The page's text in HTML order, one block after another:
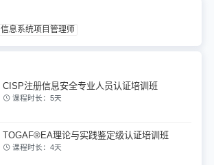
信息系统项目管理师
CISP注册信息安全专业人员认证培训班
课程时长：5天
TOGAF®EA理论与实践鉴定级认证培训班
课程时长：4天